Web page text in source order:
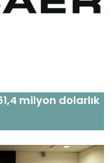
milyon dolarlık